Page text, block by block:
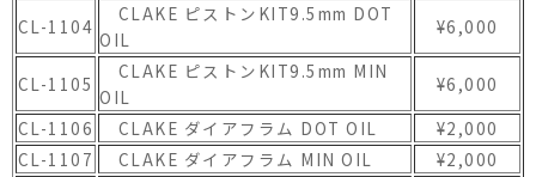
CL-1104
CLAKE ピストンKIT9.5mm DOT
OIL
¥6,000
CL-1105
CLAKE ピストンKIT9.5mm MIN
OIL
¥6,000
CL-1106
CLAKE ダイアフラム DOT OIL
¥2,000
CL-1107
CLAKE ダイアフラム MIN OIL
¥2,000